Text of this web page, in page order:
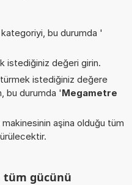
bu durumda '
istediğiniz değeri girin.
istediğiniz değere
bu durumda 'Megametre
aşina olduğu tüm
tüm gücünü